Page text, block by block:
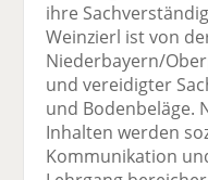
ihre
Weinzierl ist von
Niederbayern/
und vereidigter
und Bodenbeläge.
Inhalten werden
Kommunikation